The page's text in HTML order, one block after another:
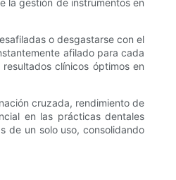
la gestión de instrumentos en
o desgastarse con el
afilado para cada
clínicos óptimos en
cruzada, rendimiento de
en las prácticas dentales
de un solo uso, consolidando